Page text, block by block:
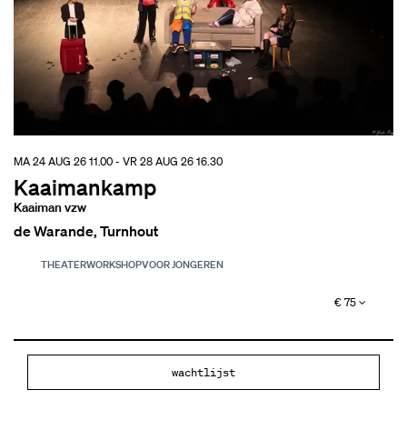
Kaaimankamp
Kaaiman vzw
MA 24 AUG 2611.00- VR 28 AUG 2616.30
de Warande, Turnhout
THEATERWORKSHOPVOOR JONGEREN
€ 75
wachtlijst